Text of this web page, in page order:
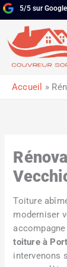
Aller
au
contenu
5/5 sur Google
Accueil
Toiture
moderniser
toiture à
intervenons